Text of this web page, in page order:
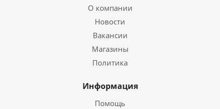
О компании
Новости
Вакансии
Магазины
Политика
Информация
Помощь